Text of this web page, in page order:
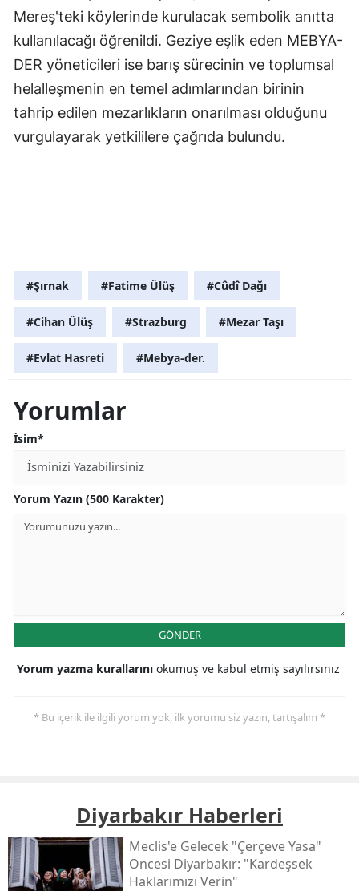
Mereş'teki köylerinde kurulacak sembolik anıtta
kullanılacağı öğrenildi. Geziye eşlik eden MEBYA-
DER yöneticileri ise barış sürecinin ve toplumsal
helalleşmenin en temel adımlarından birinin
tahrip edilen mezarlıkların onarılması olduğunu
vurgulayarak yetkililere çağrıda bulundu.
#Şırnak #Fatime Ülüş #Cûdî Dağı
#Cihan Ülüş #Strazburg #Mezar Taşı
#Evlat Hasreti #Mebya-der.
Yorumlar
İsim*
Yorum Yazın (500 Karakter)
GÖNDER
Yorum yazma kurallarını okumuş ve kabul etmiş sayılırsınız
* Bu içerik ile ilgili yorum yok, ilk yorumu siz yazın, tartışalım *
Diyarbakır Haberleri
Meclis'e Gelecek "çerçeve Yasa"
Öncesi Diyarbakır: "kardeşsek
Haklarımızı Verin"